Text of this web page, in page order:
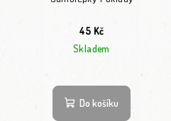
45 Kč
Skladem
Do košíku